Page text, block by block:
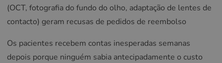
(OCT, fotografia do fundo do olho, adaptação de lentes de
contacto) geram recusas de pedidos de reembolso
Os pacientes recebem contas inesperadas semanas
depois porque ninguém sabia antecipadamente o custo